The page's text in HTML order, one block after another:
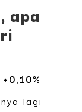
apa
lagi